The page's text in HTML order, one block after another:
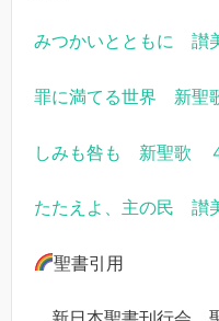
みつかいとともに 讃
罪に満てる世界 新聖
しみも咎も 新聖歌
たたえよ、主の民 讃
聖書引用